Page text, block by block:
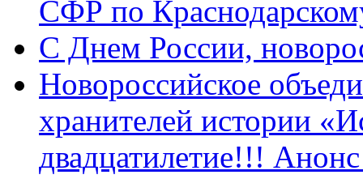
СФР по
C Днем России,
Новороссийское
хранителей истории
двадцатилетие!!!